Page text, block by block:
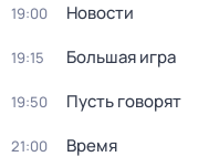
19:00 Новости
19:15 Большая игра
19:50 Пусть говорят
21:00 Время